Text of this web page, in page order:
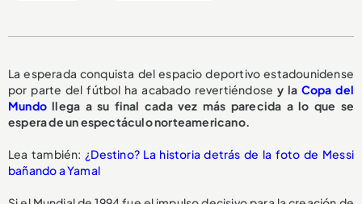
La esperada conquista del espacio deportivo estadounidense
por parte del fútbol ha acabado revertiéndose y la Copa del
Mundo llega a su final cada vez más parecida a lo que se
espera de un espectáculo norteamericano.
Lea también: ¿Destino? La historia detrás de la foto de Messi
bañando a Yamal